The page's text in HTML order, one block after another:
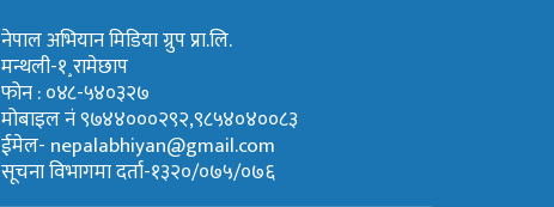
नेपाल अभियान मिडिया ग्रुप प्रा.लि.
मन्थली-१¸रामेछाप
फोन : ०४८-५४०३२७
मोबाइल नं ९७४४०००२९२,९८५४०४००८३
ईमेल- nepalabhiyan@gmail.com
सूचना विभागमा दर्ता-१३२०/०७५/०७६